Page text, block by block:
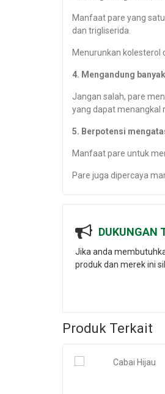
Manfaat pare yang
dan trigliserida.
Menurunkan kolesterol
4. Mengandung
Jangan salah, pare
yang dapat menangkal
5. Berpotensi
Manfaat pare untuk
Pare juga dipercaya
DUKUNGAN
Jika anda
produk dan merek ini
Produk Terkait